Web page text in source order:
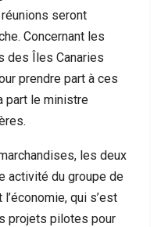
seront
Concernant les
des Îles Canaries
prendre part à ces
part le ministre
les deux
activité du groupe de
qui s’est
projets pilotes pour